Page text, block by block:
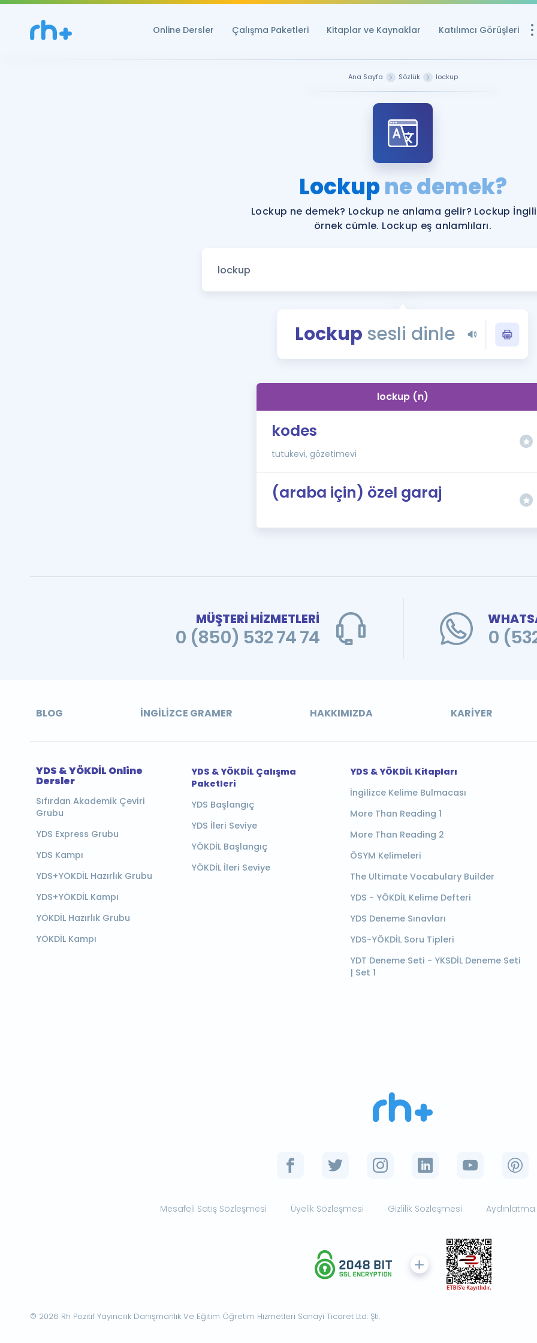
Online Dersler Çalışma Paketleri Kitaplar ve Kaynaklar Katılımcı Görüşleri
YDS ve YÖKDİL
Rehberlik Aracı
YDS ve
Tüm ÖSYM
YDS - YÖKDİL
İngilizce Gramer
Ana Sayfa Sözlük lockup
Lockupne demek?
Lockup ne demek? Lockup ne anlama gelir? Lockup
örnek cümle. Lockup eş anlamlıları.
Lockup sesli dinle
lockup (n)
kodes
tutukevi, gözetimevi
(araba için) özel garaj
MÜŞTERİ HİZMETLERİ
0 (850) 532 74 74 0
BLOG İNGILIZCE GRAMER HAKKIMIZDA KARIYER
YDS & YÖKDİL Online
Dersler
Sıfırdan Akademik Çeviri
Grubu
YDS Express Grubu
YDS Kampı
YDS+YÖKDİL Hazırlık Grubu
YDS+YÖKDİL Kampı
YÖKDİL Hazırlık Grubu
YÖKDİL Kampı
YDS & YÖKDİL Çalışma
Paketleri
YDS Başlangıç
YDS İleri Seviye
YÖKDİL Başlangıç
YÖKDİL İleri Seviye
YDS & YÖKDİL Kitapları
İngilizce Kelime Bulmacası
More Than Reading 1
More Than Reading 2
ÖSYM Kelimeleri
The Ultimate Vocabulary Builder
YDS - YÖKDİL Kelime Defteri
YDS Deneme Sınavları
YDS-YÖKDİL Soru Tipleri
YDT Deneme Seti - YKSDİL Deneme Seti
| Set 1
Mesafeli Satış Sözleşmesi Üyelik Sözleşmesi Gizlilik Sözleşmesi
© 2026 Rh Pozitif Yayıncılık Danışmanlık Ve Eğitim Öğretim Hizmetleri Sanayi Ticaret Ltd. Şti.